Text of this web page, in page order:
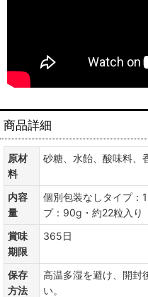
商品詳細
原材
料
砂糖、水飴、酸味料、
内容
量
個別包装なしタイプ：
プ：90g・約22粒入り
賞味
期限
365日
保存
方法
高温多湿を避け、開封
い。